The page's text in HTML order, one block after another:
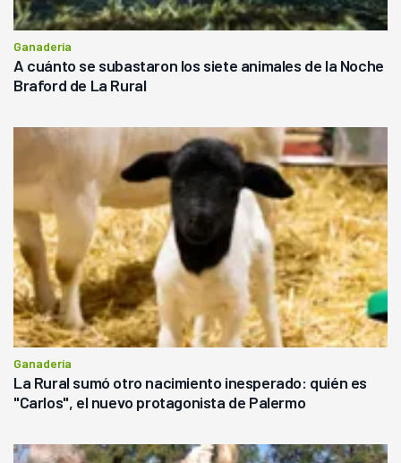
Ganadería
A cuánto se subastaron los siete animales de la Noche
Braford de La Rural
Ganadería
La Rural sumó otro nacimiento inesperado: quién es
"Carlos", el nuevo protagonista de Palermo